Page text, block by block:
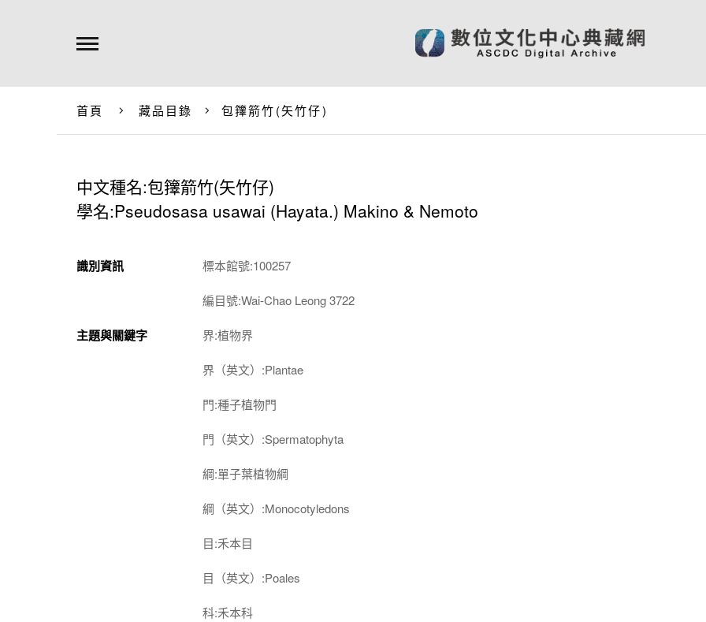
首頁 藏品目錄 包籜箭竹(矢竹仔)
中文種名:包籜箭竹(矢竹仔)
學名:Pseudosasa usawai (Hayata.) Makino & Nemoto
識別資訊 標本館號:100257
編目號:Wai-Chao Leong 3722
主題與關鍵字 界:植物界
界（英文）:Plantae
門:種子植物門
門（英文）:Spermatophyta
綱:單子葉植物綱
綱（英文）:Monocotyledons
目:禾本目
目（英文）:Poales
科:禾本科